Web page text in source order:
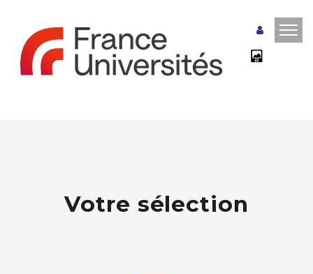
Votre sélection